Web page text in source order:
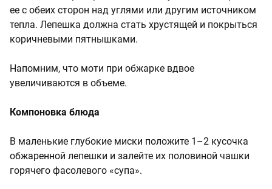
ее с обеих сторон над углями или другим источником
тепла. Лепешка должна стать хрустящей и покрыться
коричневыми пятнышками.
Напомним, что моти при обжарке вдвое
увеличиваются в объеме.
Компоновка блюда
В маленькие глубокие миски положите 1–2 кусочка
обжаренной лепешки и залейте их половиной чашки
горячего фасолевого «супа».